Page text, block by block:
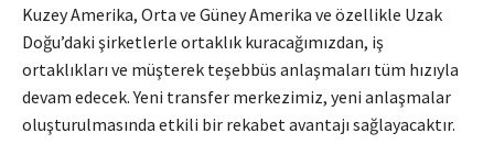
Kuzey Amerika, Orta ve Güney Amerika ve özellikle Uzak
Doğu’daki şirketlerle ortaklık kuracağımızdan, iş
ortaklıkları ve müşterek teşebbüs anlaşmaları tüm hızıyla
devam edecek. Yeni transfer merkezimiz, yeni anlaşmalar
oluşturulmasında etkili bir rekabet avantajı sağlayacaktır.